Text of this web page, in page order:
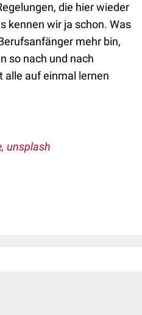
die hier wieder
kennen wir ja schon. Was
mehr bin,
so nach und nach
alle auf einmal lernen
unsplash